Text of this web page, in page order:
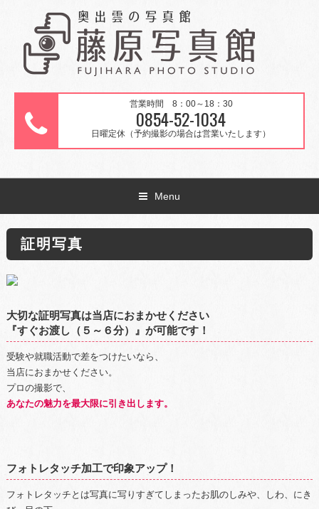
営業時間 8：00～18：30
0854-52-1034
日曜定休（予約撮影の場合は営業いたします）
Menu
証明写真
大切な証明写真は当店におまかせください
『すぐお渡し（５～６分）』 が可能です！
受験や就職活動で差をつけたいなら、
当店におまかせください。
プロの撮影で、
あなたの魅力を最大限に引き出します。
フォトレタッチ加工で印象アップ！
フォトレタッチとは写真に写りすぎてしまったお肌のしみや、しわ、にき